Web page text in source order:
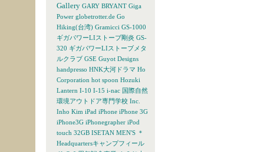
Gallery GARY BRYANT Giga
Power globetrotter.de Go
Hiking(台湾) Gramicci GS-1000
ギガパワーLIストーブ剛炎 GS-
320 ギガパワーLIストーブメタ
ルクラブ GSE Guyot Designs
handpresso HNK大河ドラマ Ho
Corporation hot spoon Hozuki
Lantern I-10 I-15 i-nac 国際自然
環境アウトドア専門学校 Inc.
Inho Kim iPad iPhone iPhone 3G
iPhone3G iPhonegrapher iPod
touch 32GB ISETAN MEN'S ＊
Headquartersキャンプフィール